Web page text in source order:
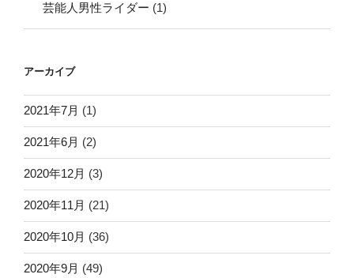
芸能人男性ライダー (1)
アーカイブ
2021年7月 (1)
2021年6月 (2)
2020年12月 (3)
2020年11月 (21)
2020年10月 (36)
2020年9月 (49)